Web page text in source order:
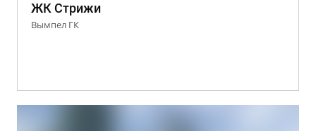
ЖК Стрижи
Вымпел ГК